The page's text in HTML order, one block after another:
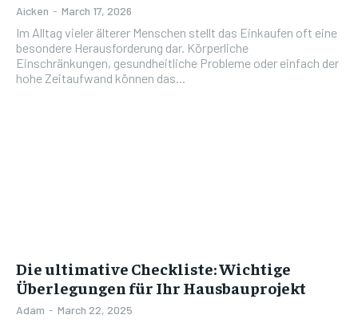
Aicken - March 17, 2026
Im Alltag vieler älterer Menschen stellt das Einkaufen oft eine
besondere Herausforderung dar. Körperliche
Einschränkungen, gesundheitliche Probleme oder einfach der
hohe Zeitaufwand können das...
Die ultimative Checkliste: Wichtige
Überlegungen für Ihr Hausbauprojekt
Adam - March 22, 2025